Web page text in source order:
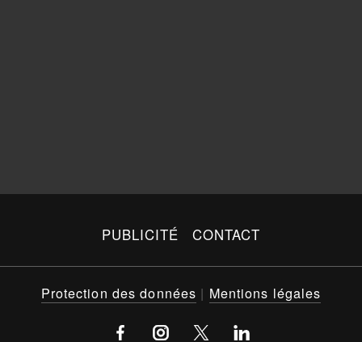
PUBLICITÉ CONTACT
Protection des données | Mentions légales